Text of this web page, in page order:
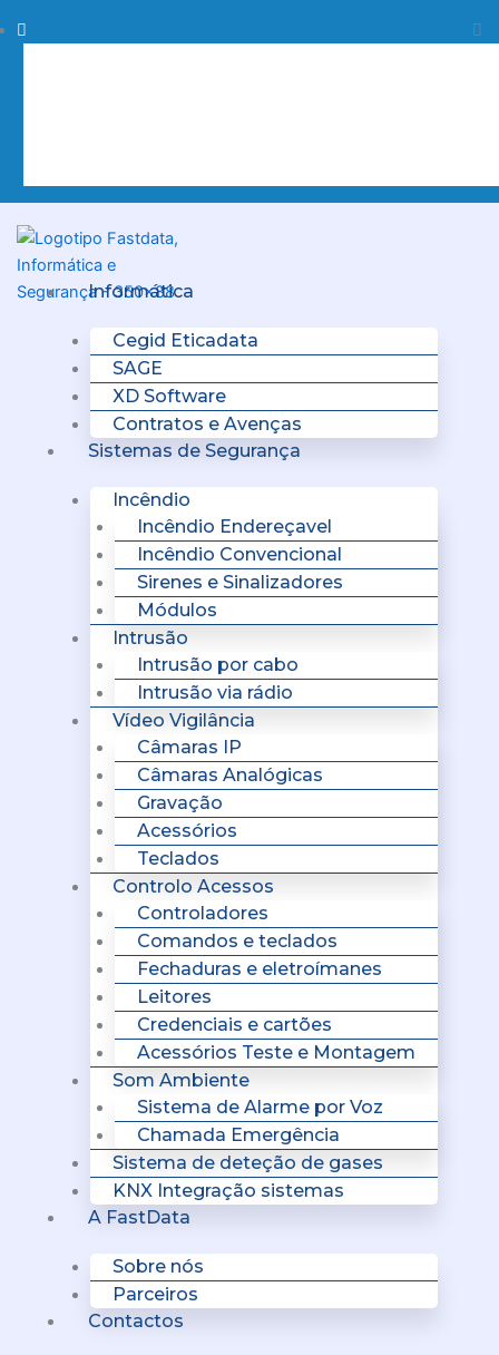
to
Procurar
Informática
Cegid Eticadata
SAGE
XD Software
Contratos e Avenças
Sistemas de Segurança
Incêndio
Incêndio Endereçavel
Incêndio Convencional
Sirenes e Sinalizadores
Módulos
Intrusão
Intrusão por cabo
Intrusão via rádio
Vídeo Vigilância
Câmaras IP
Câmaras Analógicas
Gravação
Acessórios
Teclados
Controlo Acessos
Controladores
Comandos e teclados
Fechaduras e eletroímanes
Leitores
Credenciais e cartões
Acessórios Teste e Montagem
Som Ambiente
Sistema de Alarme por Voz
Chamada Emergência
Sistema de deteção de gases
KNX Integração sistemas
A FastData
Sobre nós
Parceiros
Contactos
Menu